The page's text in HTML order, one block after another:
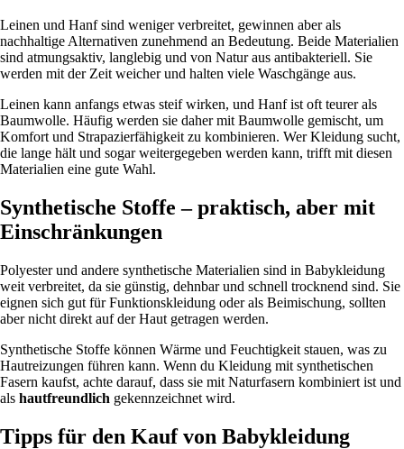
Leinen und Hanf sind weniger verbreitet, gewinnen aber als
nachhaltige Alternativen zunehmend an Bedeutung. Beide Materialien
sind atmungsaktiv, langlebig und von Natur aus antibakteriell. Sie
werden mit der Zeit weicher und halten viele Waschgänge aus.
Leinen kann anfangs etwas steif wirken, und Hanf ist oft teurer als
Baumwolle. Häufig werden sie daher mit Baumwolle gemischt, um
Komfort und Strapazierfähigkeit zu kombinieren. Wer Kleidung sucht,
die lange hält und sogar weitergegeben werden kann, trifft mit diesen
Materialien eine gute Wahl.
Synthetische Stoffe – praktisch, aber mit
Einschränkungen
Polyester und andere synthetische Materialien sind in Babykleidung
weit verbreitet, da sie günstig, dehnbar und schnell trocknend sind. Sie
eignen sich gut für Funktionskleidung oder als Beimischung, sollten
aber nicht direkt auf der Haut getragen werden.
Synthetische Stoffe können Wärme und Feuchtigkeit stauen, was zu
Hautreizungen führen kann. Wenn du Kleidung mit synthetischen
Fasern kaufst, achte darauf, dass sie mit Naturfasern kombiniert ist und
als hautfreundlich gekennzeichnet wird.
Tipps für den Kauf von Babykleidung